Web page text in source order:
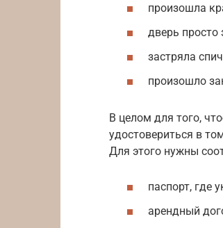
произошла
дверь просто
застряла
произошло
В целом для того,
удостовериться в
Для этого нужны
паспорт, где
арендный